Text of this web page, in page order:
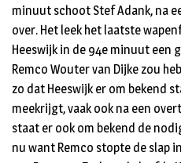
minuut schoot Stef Adank, na
over. Het leek het laatste
Heeswijk in de 94e minuut een
Remco Wouter van Dijke zou
zo dat Heeswijk er om bekend
meekrijgt, vaak ook na een
staat er ook om bekend de
nu want Remco stopte de slap